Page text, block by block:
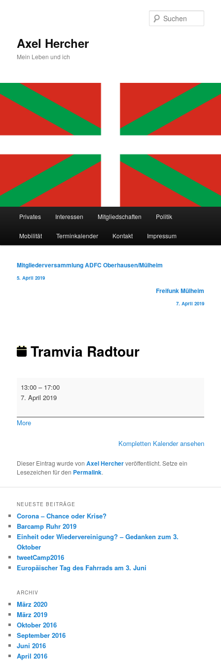
Axel Hercher
Mein Leben und ich
Privates Interessen Mitgliedschaften Politik
Mobilität Terminkalender Kontakt Impressum
Beitragsnavigation
Mitgliederversammlung ADFC Oberhausen/Mülheim
5. April 2019
Freifunk Mülheim
7. April 2019
Tramvia Radtour
Radtour
13:00 – 17:00
7. April 2019
Moreabout
Kompletten Kalender ansehen
Dieser Eintrag wurde vonAxel Hercherveröffentlicht. Setze ein
Lesezeichen für den Permalink.
NEUESTE BEITRÄGE
Corona – Chance oder Krise?
Barcamp Ruhr 2019
Einheit oder Wiedervereinigung? – Gedanken zum 3.
Oktober
tweetCamp2016
Europäischer Tag des Fahrrads am 3. Juni
ARCHIV
März 2020
März 2019
Oktober 2016
September 2016
Juni 2016
April 2016